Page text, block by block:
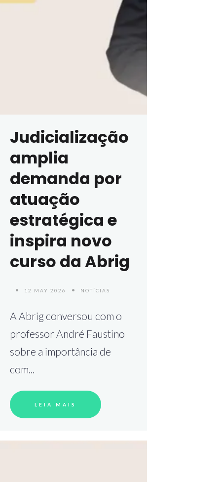
Judicialização
amplia
demanda por
atuação
estratégica e
inspira novo
curso da Abrig
12 MAY 2026 NOTÍCIAS
A Abrig conversou com o
professor André Faustino
sobre a importância de
com...
LEIA MAIS